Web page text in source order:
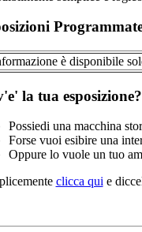
è disponibile
la tua esposizione?
Possiedi una macchina
Forse vuoi esibire una
Oppure lo vuole un tuo
clicca quie